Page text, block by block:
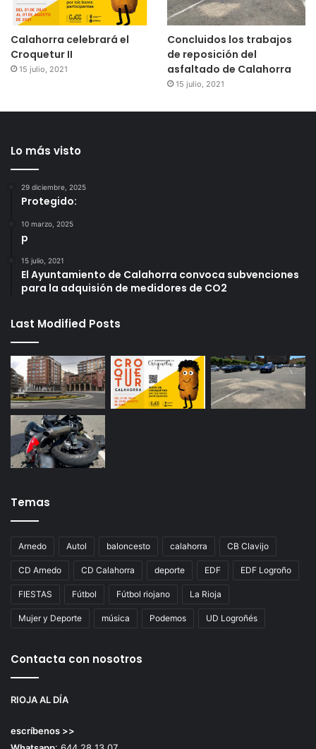
Calahorra celebrará el
Croquetur II
15 julio, 2021
Concluidos los trabajos
de reposición del
asfaltado de Calahorra
15 julio, 2021
Lo más visto
29 diciembre, 2025
Protegido:
10 marzo, 2025
p
15 julio, 2021
El Ayuntamiento de Calahorra convoca subvenciones
para la adquisión de medidores de CO2
Last Modified Posts
Temas
Arnedo Autol baloncesto calahorra CB Clavijo
CD Arnedo CD Calahorra deporte EDF EDF Logroño
FIESTAS Fútbol Fútbol riojano La Rioja
Mujer y Deporte música Podemos UD Logroñés
Contacta con nosotros
RIOJA AL DÍA
escríbenos >>